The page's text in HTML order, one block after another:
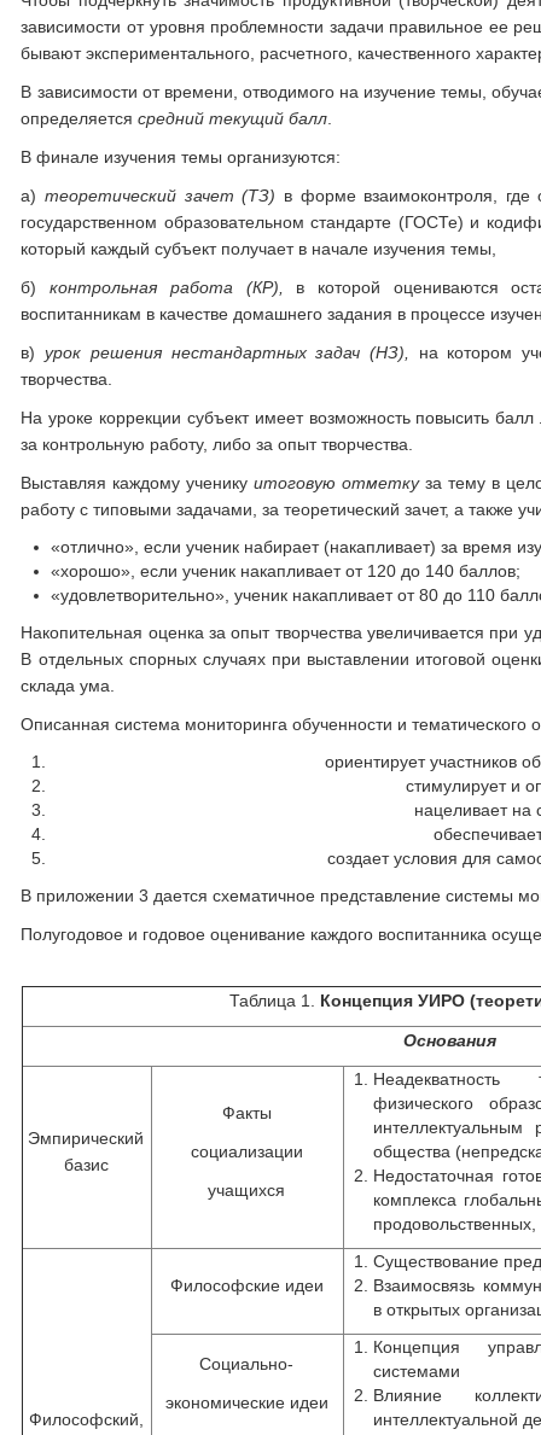
зависимости от уровня проблемности задачи правильное ее
бывают экспериментального, расчетного, качественного
В зависимости от времени, отводимого на изучение темы,
определяетсясредний текущий балл
В финале изучения темы организуются:
а)теоретический зачет (ТЗ) в форме взаимоконтроля, где
государственном образовательном стандарте (ГОСТе) и
который каждый субъект получает в начале изучения темы,
б)контрольная работа (КР), в которой оцениваются
воспитанникам в качестве домашнего задания в процессе
в)урок решения нестандартных задач (НЗ), на котором
творчества.
На уроке коррекции субъект имеет возможность повысить балл
за контрольную работу, либо за опыт творчества.
Выставляя каждому ученикуитоговую отметкуза тему в
работу с типовыми задачами, за теоретический зачет, а также
«отлично», если ученик набирает (накапливает) за время
«хорошо», если ученик накапливает от 120 до 140 баллов;
«удовлетворительно», ученик накапливает от 80 до 110
Накопительная оценка за опыт творчества увеличивается
В отдельных спорных случаях при выставлении итоговой
склада ума.
Описанная система мониторинга обученности и тематического
ориентирует участников
стимулирует и
нацеливает на
создает условия для
В приложении 3 дается схематичное представление системы
Полугодовое и годовое оценивание каждого воспитанника
Таблица 1. Концепция УИРО
Основания
Эмпирический
базис
Факты
социализации
учащихся
физического
интеллектуальным
общества
Недостаточная
комплекса
продовольственных,
Философский,
Философские идеи
Существование
Взаимосвязь
в открытых
Социально-
экономические идеи
Концепция
системами
Влияние
интеллектуальной